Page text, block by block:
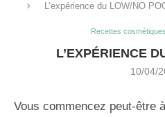
L’expérience du LOW/NO
Recettes
L’EXPÉRIENCE
10/04/
Vous commencez peut-être